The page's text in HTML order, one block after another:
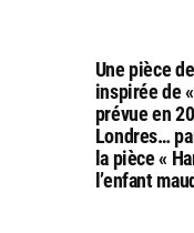
Une pièce
inspirée de
prévue en
Londres…
la pièce «
l’enfant